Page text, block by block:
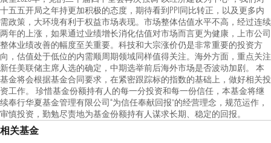
十五五开局之年持更加积极的态度，期待看到PPI同比转正，以及更多内
需政策，大环境有利于权益市场表现。市场整体估值水平不高，经过连续
两年的上涨，如果通过业绩增长消化估值对市场而言更为健康，上市公司
整体业绩改善的幅度至关重要。科技和大宗涨价仍是非常重要的投资方
向，估值处于低位的内需顺周期领域同样值得关注。海外方面，重点关注
新任美联储主席人选的确定，中期选举前后海外市场是否波动加剧。 本
基金将会根据基金合同要求，在紧密跟踪标的指数的基础上，做好相关投
资工作。 珍惜基金份额持有人的每一分投资和每一份信任，本基金将继
续奉行华夏基金管理有限公司“为信任奉献回报”的经营理念，规范运作，
审慎投资，勤勉尽责地为基金份额持有人谋求长期、稳定的回报。
相关基金